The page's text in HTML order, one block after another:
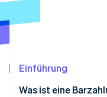
Betrugsprävention
Atlas
Online-
Einführung
Was ist eine